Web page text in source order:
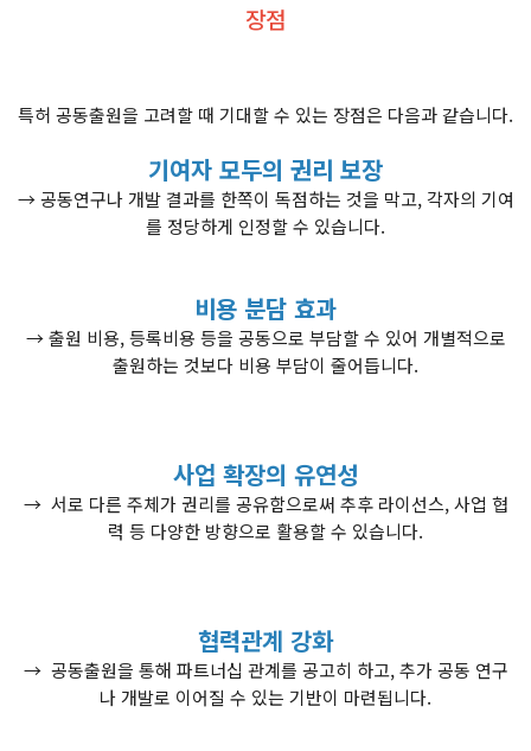
장점
특허 공동출원을 고려할 때 기대할 수 있는 장점은 다음과 같습니다.
기여자 모두의 권리 보장
→ 공동연구나 개발 결과를 한쪽이 독점하는 것을 막고, 각자의 기여
를 정당하게 인정할 수 있습니다.
비용 분담 효과
→ 출원 비용, 등록비용 등을 공동으로 부담할 수 있어 개별적으로
출원하는 것보다 비용 부담이 줄어듭니다.
사업 확장의 유연성
→ 서로 다른 주체가 권리를 공유함으로써 추후 라이선스, 사업 협
력 등 다양한 방향으로 활용할 수 있습니다.
협력관계 강화
→ 공동출원을 통해 파트너십 관계를 공고히 하고, 추가 공동 연구
나 개발로 이어질 수 있는 기반이 마련됩니다.